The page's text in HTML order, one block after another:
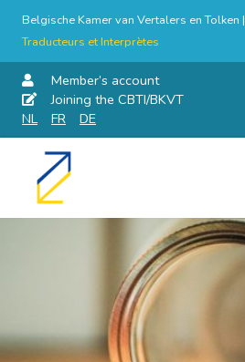
Belgische Kamer van Vertalers en Tolken |
Traducteurs et Interprètes
Member’s account
Joining the CBTI/BKVT
NL
FR DE
Skip